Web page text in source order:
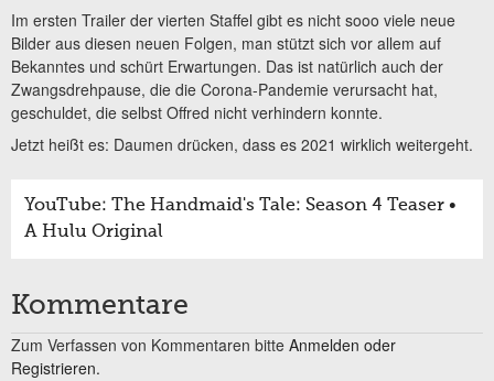
Im ersten Trailer der vierten Staffel gibt es nicht sooo viele neue
Bilder aus diesen neuen Folgen, man stützt sich vor allem auf
Bekanntes und schürt Erwartungen. Das ist natürlich auch der
Zwangsdrehpause, die die Corona-Pandemie verursacht hat,
geschuldet, die selbst Offred nicht verhindern konnte.
Jetzt heißt es: Daumen drücken, dass es 2021 wirklich weitergeht.
YouTube: The Handmaid's Tale: Season 4 Teaser •
A Hulu Original
Kommentare
Zum Verfassen von Kommentaren bitte Anmelden oder
Registrieren.